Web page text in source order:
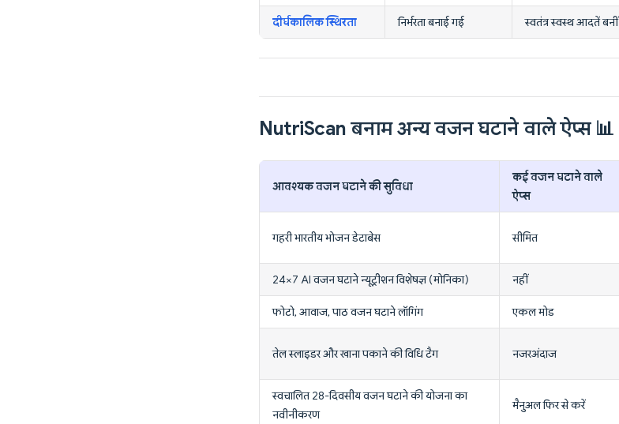
दीर्घकालिक स्थिरता निर्भरता बनाई गई स्वतंत्र स्वस्थ आदतें बनीं
NutriScan बनाम अन्य वजन घटाने वाले ऐप्स 📊
आवश्यक वजन घटाने की सुविधा
कई वजन घटाने वाले
ऐप्स
गहरी भारतीय भोजन डेटाबेस सीमित
24×7 AI वजन घटाने न्यूट्रीशन विशेषज्ञ (मोनिका) नहीं
फोटो, आवाज, पाठ वजन घटाने लॉगिंग एकल मोड
तेल स्लाइडर और खाना पकाने की विधि टैग नजरअंदाज
स्वचालित 28-दिवसीय वजन घटाने की योजना का
नवीनीकरण
मैनुअल फिर से करें